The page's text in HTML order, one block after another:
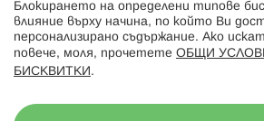
Блокирането на определени типове
влияние върху начина, по който Ви
персонализирано съдържание. Ако
повече, моля, прочетете ОБЩИ
БИСКВИТКИ .